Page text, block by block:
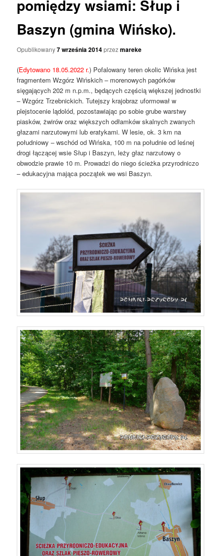
pomiędzy wsiami: Słup i
Baszyn (gmina Wińsko).
Opublikowany7 września 2014przezmareke
(Edytowano 18.05.2022 r.) Pofalowany teren okolic Wińska jest
fragmentem Wzgórz Wińskich – morenowych pagórków
sięgających 202 m n.p.m., będących częścią większej jednostki
– Wzgórz Trzebnickich. Tutejszy krajobraz uformował w
plejstocenie lądolód, pozostawiając po sobie grube warstwy
piasków, żwirów oraz większych odłamków skalnych zwanych
głazami narzutowymi lub eratykami. W lesie, ok. 3 km na
południowy – wschód od Wińska, 100 m na południe od leśnej
drogi łączącej wsie Słup i Baszyn, leży głaz narzutowy o
obwodzie prawie 10 m. Prowadzi do niego ścieżka przyrodniczo
– edukacyjna mająca początek we wsi Baszyn.